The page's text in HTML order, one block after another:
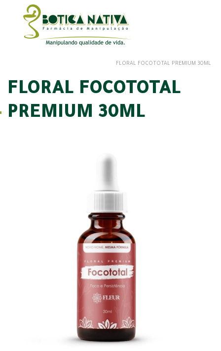
FLORAL FOCOTOTAL PREMIUM 30ML
FLORAL FOCOTOTAL
PREMIUM 30ML